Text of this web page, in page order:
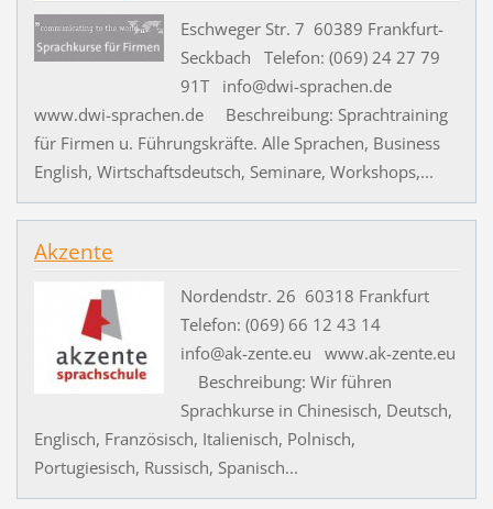
Eschweger Str. 7 60389 Frankfurt-
Seckbach Telefon: (069) 24 27 79
91T info@dwi-sprachen.de
www.dwi-sprachen.de Beschreibung: Sprachtraining
für Firmen u. Führungskräfte. Alle Sprachen, Business
English, Wirtschaftsdeutsch, Seminare, Workshops,...
Akzente
Nordendstr. 26 60318 Frankfurt
Telefon: (069) 66 12 43 14
info@ak-zente.eu www.ak-zente.eu
Beschreibung: Wir führen
Sprachkurse in Chinesisch, Deutsch,
Englisch, Französisch, Italienisch, Polnisch,
Portugiesisch, Russisch, Spanisch...